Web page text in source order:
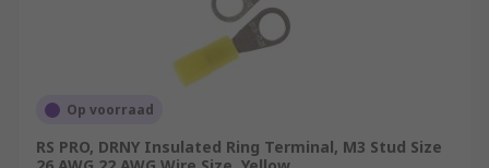
Op voorraad
RS PRO, DRNY Insulated Ring Terminal, M3 Stud Size